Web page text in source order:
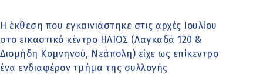
Η έκθεση που εγκαινιάστηκε στις αρχές Ιουλίου
στο εικαστικό κέντρο ΗΛΙΟΣ (Λαγκαδά 120 &
Διομήδη Κομνηνού, Νεάπολη) είχε ως επίκεντρο
ένα ενδιαφέρον τμήμα της συλλογής